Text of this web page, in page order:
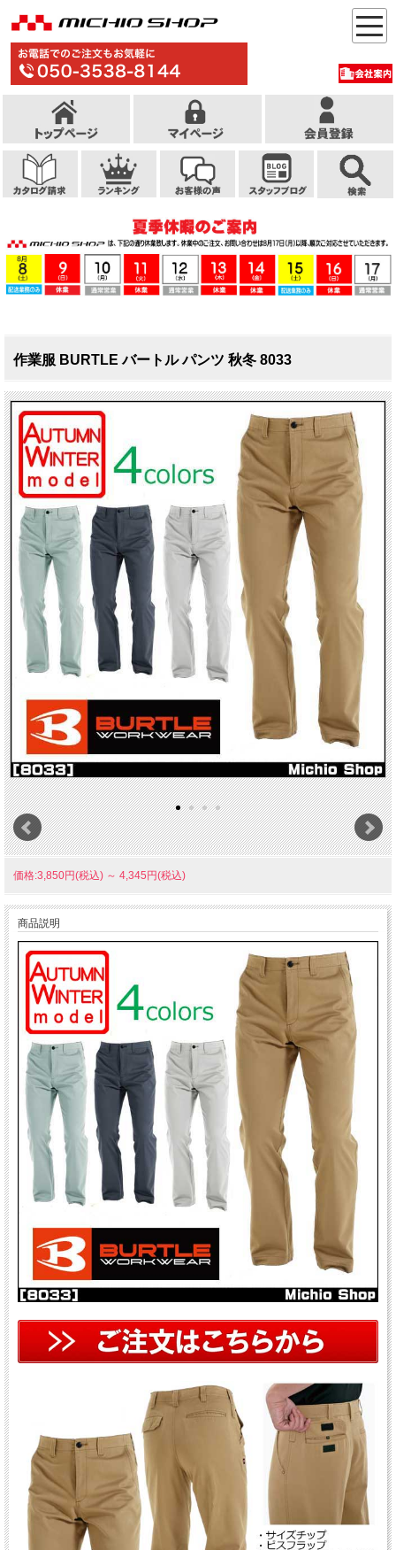
作業服 BURTLE バートル パンツ 秋冬 8033
価格:3,850円(税込) ～ 4,345円(税込)
商品説明